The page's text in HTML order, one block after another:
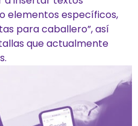
elementos específicos,
para caballero”, así
que actualmente